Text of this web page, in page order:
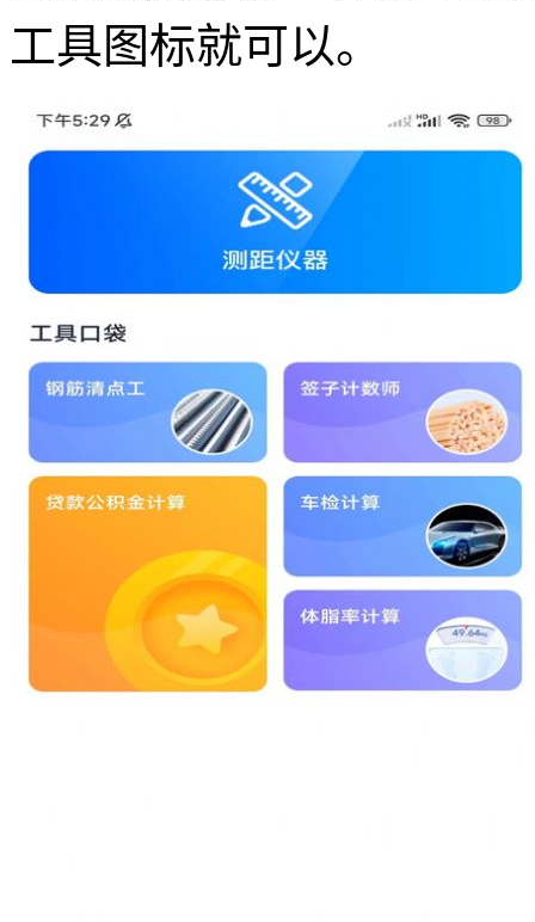
工具图标就可以。